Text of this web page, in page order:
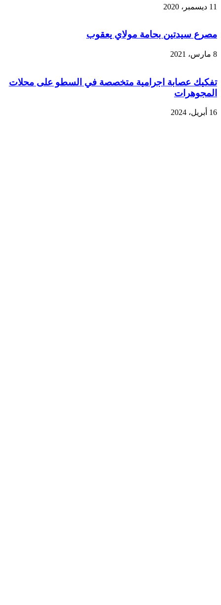
11 ديسمبر، 2020
مصرع سيدتين بحامة مولاي يعقوب
8 مارس، 2021
تفكيك عصابة اجرامية متخصصة في السطو على محلات
المجوهرات
16 أبريل، 2024